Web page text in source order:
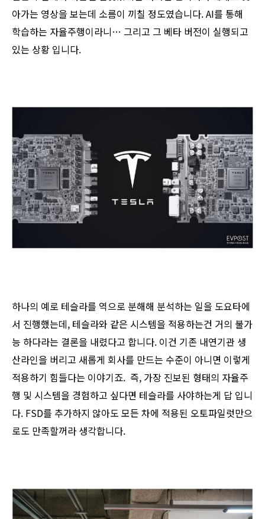
아가는 영상을 보는데 소름이 끼칠 정도였습니다. AI를 통해
학습하는 자율주행이라니… 그리고 그 베타 버전이 실행되고
있는 상황 입니다.
하나의 예로 테슬라를 역으로 분해해 분석하는 일을 도요타에
서 진행했는데, 테슬라와 같은 시스템을 적용하는건 거의 불가
능 하다라는 결론을 내렸다고 합니다. 이건 기존 내연기관 생
산라인을 버리고 새롭게 회사를 만드는 수준이 아니면 이렇게
적용하기 힘들다는 이야기죠. 즉, 가장 진보된 형태의 자율주
행 및 시스템을 경험하고 싶다면 테슬라를 사야하는게 답 입니
다. FSD를 추가하지 않아도 모든 차에 적용된 오토파일럿만으
로도 만족할꺼라 생각합니다.